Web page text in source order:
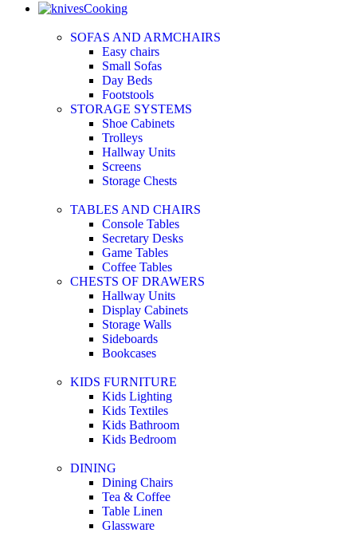
Cooking
SOFAS AND ARMCHAIRS
Easy chairs
Small Sofas
Day Beds
Footstools
STORAGE SYSTEMS
Shoe Cabinets
Trolleys
Hallway Units
Screens
Storage Chests
TABLES AND CHAIRS
Console Tables
Secretary Desks
Game Tables
Coffee Tables
CHESTS OF DRAWERS
Hallway Units
Display Cabinets
Storage Walls
Sideboards
Bookcases
KIDS FURNITURE
Kids Lighting
Kids Textiles
Kids Bathroom
Kids Bedroom
DINING
Dining Chairs
Tea & Coffee
Table Linen
Glassware